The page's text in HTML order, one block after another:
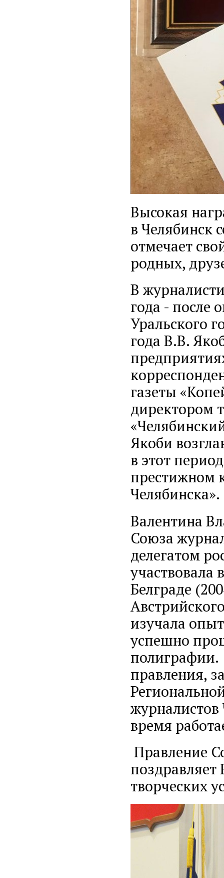
Высокая
в Челябинск
отмечает
родных,
В
года - после
Уральского
года В.В.
газеты
директором
Якоби
в этот
престижном
Челябинска».
Валентина
Союза
делегатом
Белграде
изучала
успешно
полиграфии.
правления,
журналистов
время
Правление
творческих